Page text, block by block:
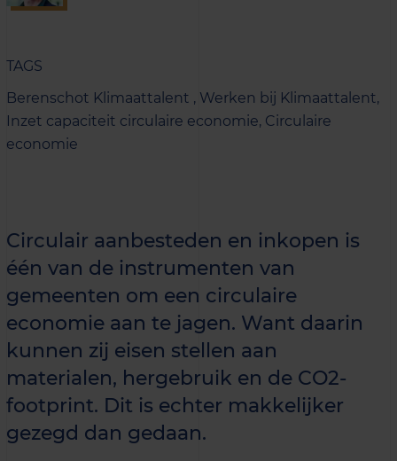
TAGS
Berenschot Klimaattalent , Werken bij Klimaattalent,
Inzet capaciteit circulaire economie, Circulaire
economie
Circulair aanbesteden en inkopen is
één van de instrumenten van
gemeenten om een circulaire
economie aan te jagen. Want daarin
kunnen zij eisen stellen aan
materialen, hergebruik en de CO2-
footprint. Dit is echter makkelijker
gezegd dan gedaan.